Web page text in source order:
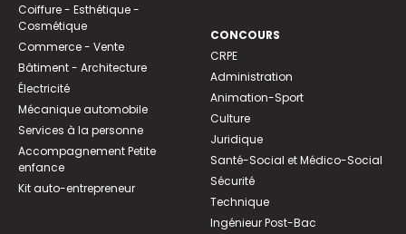
Coiffure - Esthétique -
Cosmétique
Commerce - Vente
Bâtiment - Architecture
Électricité
Mécanique automobile
Services à la personne
Accompagnement Petite
enfance
Kit auto-entrepreneur
CONCOURS
CRPE
Administration
Animation-Sport
Culture
Juridique
Santé-Social et Médico-Social
Sécurité
Technique
Ingénieur Post-Bac